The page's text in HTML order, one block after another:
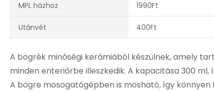
MPL házhoz 1990Ft
Utánvét 400Ft
A bögrék minőségi kerámiából készülnek, amely
minden enteriőrbe illeszkedik. A kapacitása 300
A bögre mosogatógépben is mosható, így